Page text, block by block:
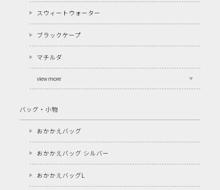
スウィートウォーター
ブラックケープ
マチルダ
view more
バッグ・小物
おかかえバッグ
おかかえバッグ シルバー
おかかえバッグL